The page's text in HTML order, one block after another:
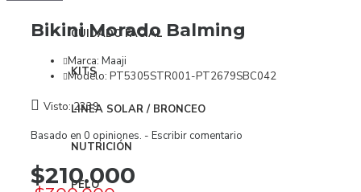
Tunicas
Vestidos
ROPA INTERIOR
Brasier
Conjuntos
CUIDADO FACIAL
KITS
LINEA SOLAR / BRONCEO
NUTRICIÓN
PELO
Bikini Morado Balming
Marca: Maaji
Modelo: PT5305STR001-PT2679SBC042
Visto: 2339
Basado en 0 opiniones. - Escribir comentario
$210.000